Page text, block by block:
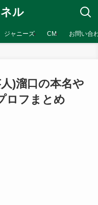
ル
ジャニーズ CM お問い合
)溜口の本名や
ロフまとめ